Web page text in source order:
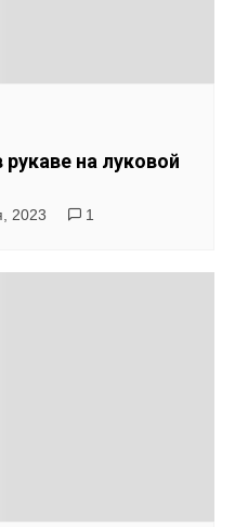
рукаве на луковой
2023 1